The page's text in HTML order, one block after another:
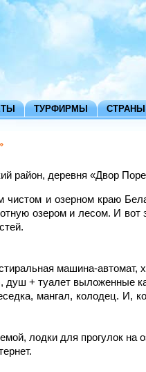
ТУРФИРМЫ СТРАНЫ
район, деревня «Двор
и озерном краю
озером и лесом. И
машина-
душ + туалет выложенные
мангал, колодец. И,
лодки для прогулок